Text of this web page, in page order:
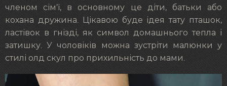
членом сім’ї, в основному це діти, батьки або
кохана дружина. Цікавою буде ідея тату пташок,
ластівок в гнізді, як символ домашнього тепла і
затишку. У чоловіків можна зустріти малюнки у
стилі олд скул про прихильність до мами.